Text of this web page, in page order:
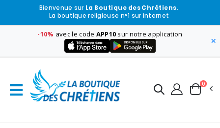
Bienvenue sur La Boutique des Chrétiens.
La boutique religieuse n°1 sur internet
-10% avec le code APP10 sur notre application
×
0